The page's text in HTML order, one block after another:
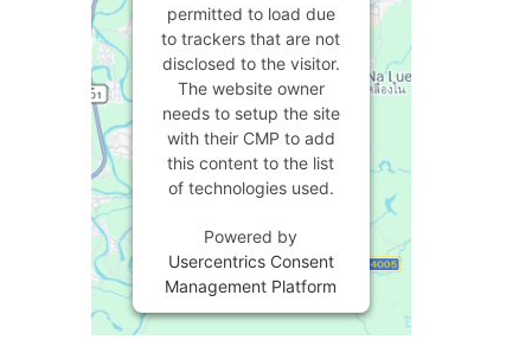
permitted to load due
to trackers that are not
disclosed to the visitor.
The website owner
needs to setup the site
with their CMP to add
this content to the list
of technologies used.
Powered by
Usercentrics Consent
Management Platform